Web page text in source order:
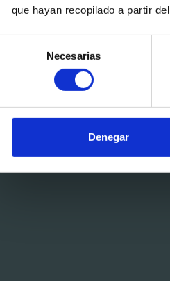
que hayan recopilado a partir
consentimiento
Necesarias
Denegar